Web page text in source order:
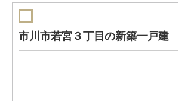
市川市若宮３丁目の新築一戸建